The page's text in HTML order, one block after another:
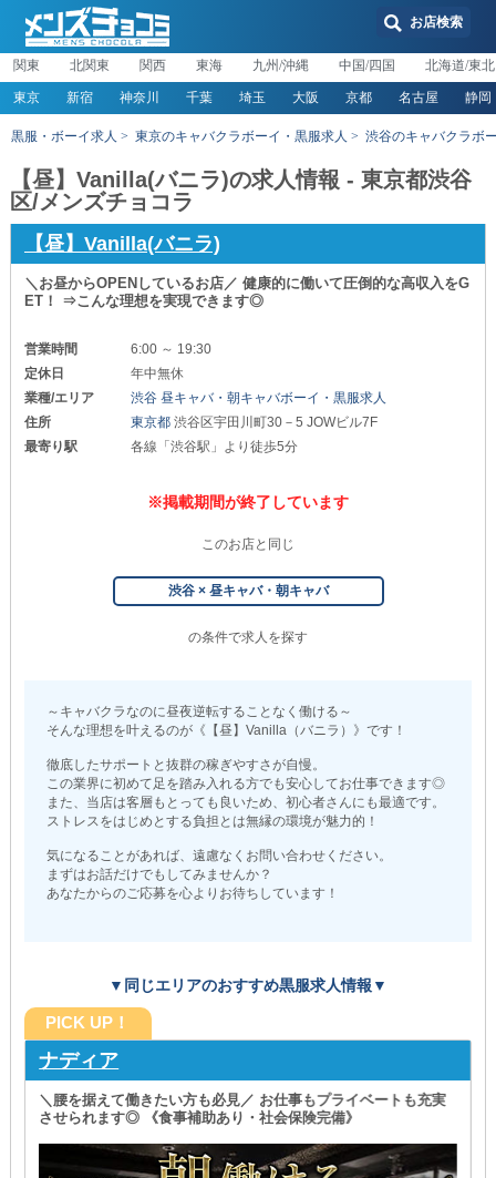
お店検索
関東 北関東 関西 東海 九州/沖縄 中国/四国 北海道/東北
東京 新宿 神奈川 千葉 埼玉 大阪 京都 名古屋 静岡
黒服・ボーイ求人 東京のキャバクラボーイ・黒服求人 渋谷のキャバクラボ
【昼】Vanilla(バニラ)の求人情報 - 東京都渋谷
区/メンズチョコラ
【昼】Vanilla(バニラ)
＼お昼からOPENしているお店／ 健康的に働いて圧倒的な高収入をG
ET！ ⇒こんな理想を実現できます◎
営業時間
6:00 ～ 19:30
定休日
年中無休
業種/エリア
渋谷 昼キャバ・朝キャバボーイ・黒服求人
住所
東京都渋谷区宇田川町30－5 JOWビル7F
最寄り駅
各線「渋谷駅」より徒歩5分
※掲載期間が終了しています
このお店と同じ
渋谷 × 昼キャバ・朝キャバ
の条件で求人を探す
～キャバクラなのに昼夜逆転することなく働ける～
そんな理想を叶えるのが《【昼】Vanilla（バニラ）》です！
徹底したサポートと抜群の稼ぎやすさが自慢。
この業界に初めて足を踏み入れる方でも安心してお仕事できます◎
また、当店は客層もとっても良いため、初心者さんにも最適です。
ストレスをはじめとする負担とは無縁の環境が魅力的！
気になることがあれば、遠慮なくお問い合わせください。
まずはお話だけでもしてみませんか？
あなたからのご応募を心よりお待ちしています！
▼同じエリアのおすすめ黒服求人情報▼
PICK UP！
ナディア
＼腰を据えて働きたい方も必見／ お仕事もプライベートも充実
させられます◎ 《食事補助あり・社会保険完備》